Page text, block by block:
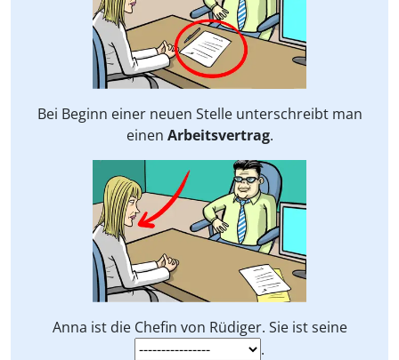
Bei Beginn einer neuen Stelle unterschreibt man
einen Arbeitsvertrag.
Anna ist die Chefin von Rüdiger. Sie ist seine
.